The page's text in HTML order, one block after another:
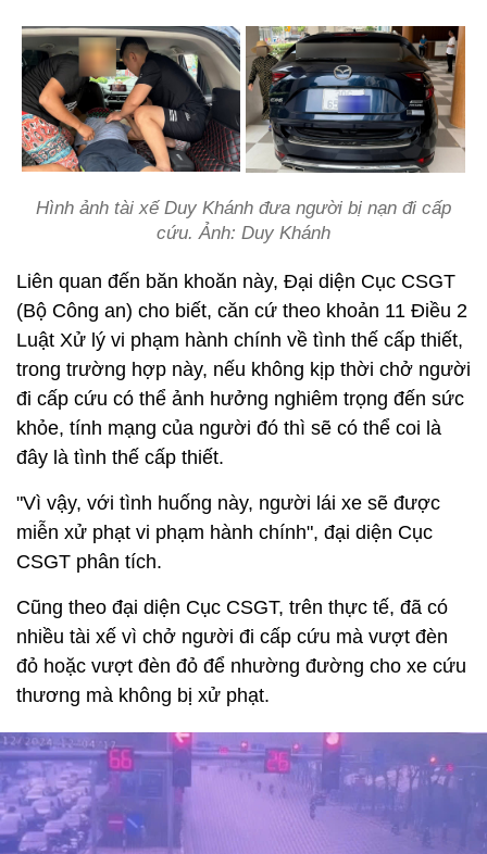
Hình ảnh tài xế Duy Khánh đưa người bị nạn đi cấp
cứu. Ảnh: Duy Khánh
Liên quan đến băn khoăn này, Đại diện Cục CSGT
(Bộ Công an) cho biết, căn cứ theo khoản 11 Điều 2
Luật Xử lý vi phạm hành chính về tình thế cấp thiết,
trong trường hợp này, nếu không kịp thời chở người
đi cấp cứu có thể ảnh hưởng nghiêm trọng đến sức
khỏe, tính mạng của người đó thì sẽ có thể coi là
đây là tình thế cấp thiết.
"Vì vậy, với tình huống này, người lái xe sẽ được
miễn xử phạt vi phạm hành chính", đại diện Cục
CSGT phân tích.
Cũng theo đại diện Cục CSGT, trên thực tế, đã có
nhiều tài xế vì chở người đi cấp cứu mà vượt đèn
đỏ hoặc vượt đèn đỏ để nhường đường cho xe cứu
thương mà không bị xử phạt.